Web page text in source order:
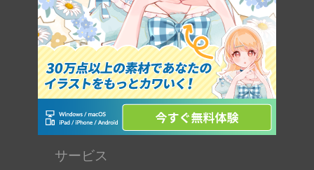
サービス